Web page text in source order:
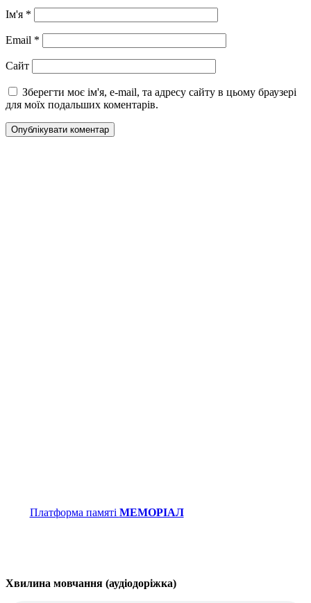
Ім'я *
Email *
Сайт
Зберегти моє ім'я, e-mail, та адресу сайту в цьому браузері
для моїх подальших коментарів.
Платформа памяті МЕМОРІАЛ
Хвилина мовчання (аудіодоріжка)